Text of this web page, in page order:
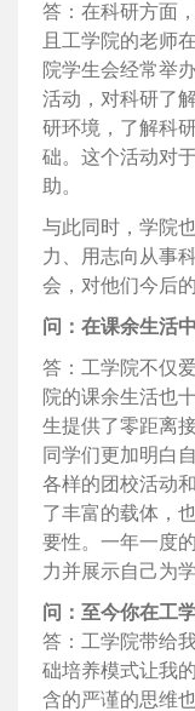
答：在科研方面
且工学院的老师
院学生会经常举
活动，对科研了
研环境，了解科
础。这个活动对
助。
与此同时，学院
力、用志向从事
会，对他们今后
问：在课余生活
答：工学院不仅
院的课余生活也
生提供了零距离
同学们更加明白
各样的团校活动
了丰富的载体，
要性。一年一度
力并展示自己为
问：至今你在工
答：工学院带给
础培养模式让我
含的严谨的思维